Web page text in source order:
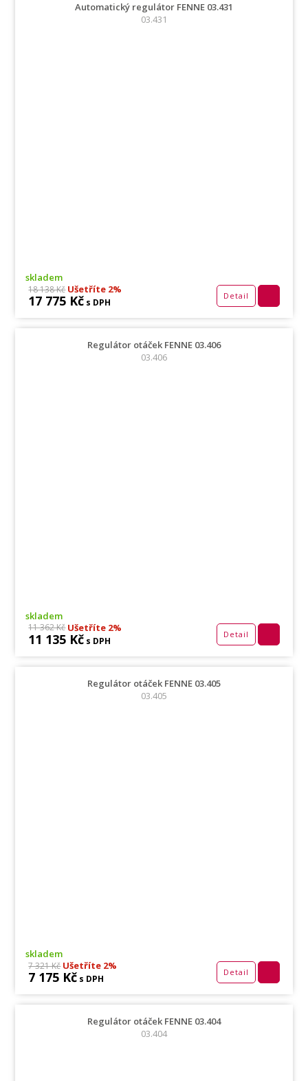
Automatický regulátor FENNE 03.431
03.431
skladem
18 138 KčUšetříte 2%
17 775 Kč s DPH
Detail
Regulátor otáček FENNE 03.406
03.406
skladem
11 362 KčUšetříte 2%
11 135 Kč s DPH
Detail
Regulátor otáček FENNE 03.405
03.405
skladem
7 321 KčUšetříte 2%
7 175 Kč s DPH
Detail
Regulátor otáček FENNE 03.404
03.404